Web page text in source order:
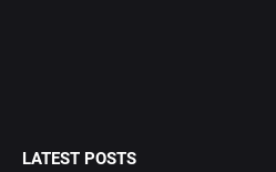
LATEST POSTS